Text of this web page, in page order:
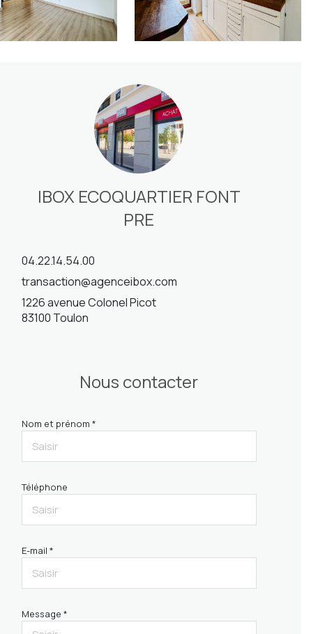
IBOX ECOQUARTIER FONT
PRE
04.22.14.54.00
transaction@agenceibox.com
1226 avenue Colonel Picot
83100 Toulon
Nous contacter
Nom et prénom *
Téléphone
E-mail *
Message *